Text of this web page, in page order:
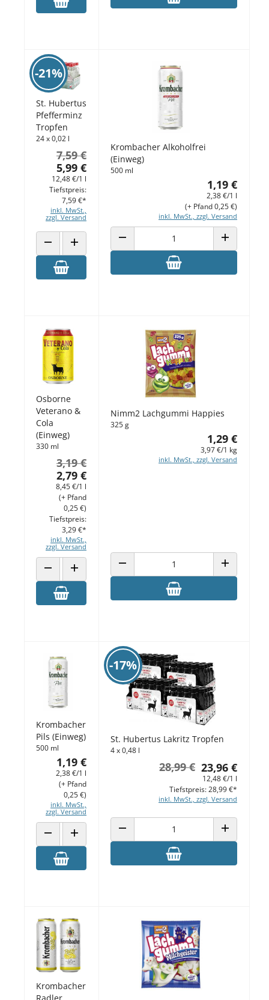
-21%
St. Hubertus
Pfefferminz
Tropfen
24 x 0,02 l
5,99 €
7,59 €
12,48 €/1 l
inkl. MwSt.,
zzgl. Versand
Tiefstpreis:
7,59 €*
ANZAHL VERRINGERN
ANZAHL ERHÖHEN
Krombacher Alkoholfrei
(Einweg)
500 ml
1,19 €
2,38 €/1 l
inkl. MwSt., zzgl. Versand
(+ Pfand 0,25 €)
ANZAHL VERRINGERN ANZAHL
Osborne
Veterano &
Cola
(Einweg)
330 ml
2,79 €
3,19 €
8,45 €/1 l
inkl. MwSt.,
zzgl. Versand
(+ Pfand
0,25 €)
Tiefstpreis:
3,29 €*
ANZAHL VERRINGERN
ANZAHL ERHÖHEN
Nimm2 Lachgummi Happies
325 g
1,29 €
3,97 €/1 kg
inkl. MwSt., zzgl. Versand
ANZAHL VERRINGERN ANZAHL
Krombacher
Pils (Einweg)
500 ml
1,19 €
2,38 €/1 l
inkl. MwSt.,
zzgl. Versand
(+ Pfand
0,25 €)
ANZAHL VERRINGERN
ANZAHL ERHÖHEN
-17%
St. Hubertus Lakritz Tropfen
4 x 0,48 l
23,96 €
28,99 €
12,48 €/1 l
inkl. MwSt., zzgl. Versand
Tiefstpreis: 28,99 €*
ANZAHL VERRINGERN ANZAHL
Krombacher